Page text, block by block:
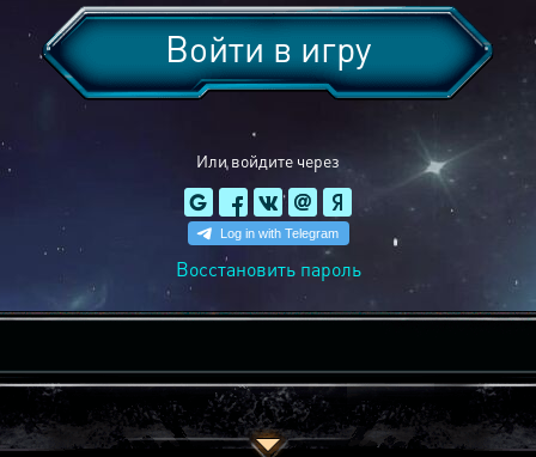
Или войдите через
Войти в игру
Восстановить пароль